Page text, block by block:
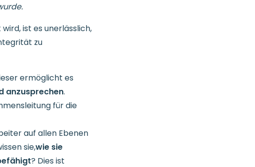
ist es unerlässlich,
zu
ermöglicht es
anzusprechen.
für die
auf allen Ebenen
sie,wie sie
? Dies ist